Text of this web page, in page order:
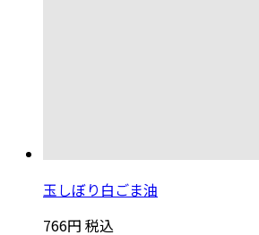
玉しぼり白ごま油
766円 税込